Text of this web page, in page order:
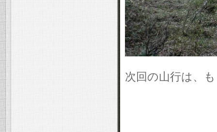
次回の山行は、